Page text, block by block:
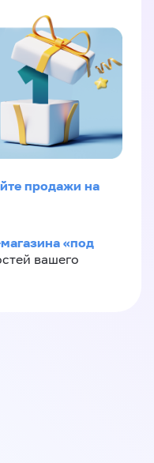
продажи на
«под
вашего